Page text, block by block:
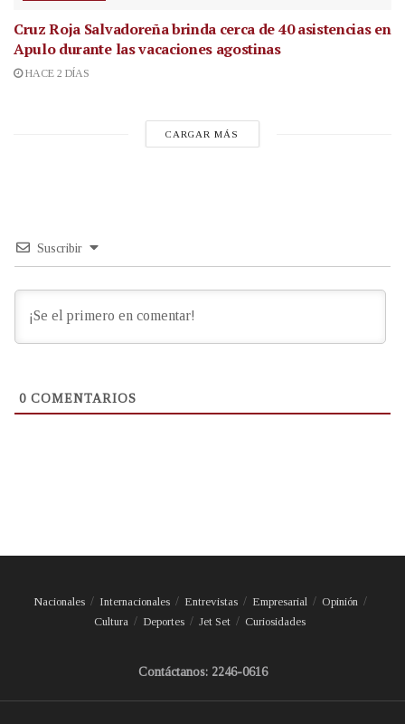
Cruz Roja Salvadoreña brinda cerca de 40 asistencias en
Apulo durante las vacaciones agostinas
HACE 2 DÍAS
CARGAR MÁS
Suscribir
0 COMENTARIOS
Nacionales Internacionales Entrevistas Empresarial
Opinión
Cultura
Deportes Jet Set Curiosidades
Contáctanos: 2246-0616